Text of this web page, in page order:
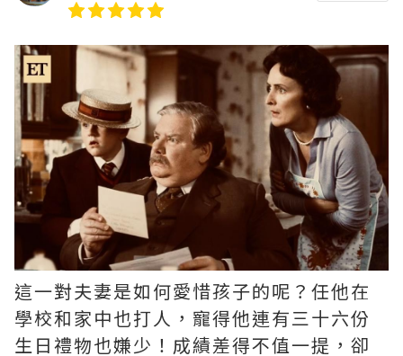
這一對夫妻是如何愛惜孩子的呢？任他在
學校和家中也打人，寵得他連有三十六份
生日禮物也嫌少！成績差得不值一提，卻